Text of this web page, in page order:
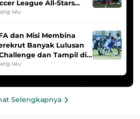
League All-Stars
lalu
dan Misi Membina
Banyak Lulusan
dan Tampil di
League
lalu
Selengkapnya